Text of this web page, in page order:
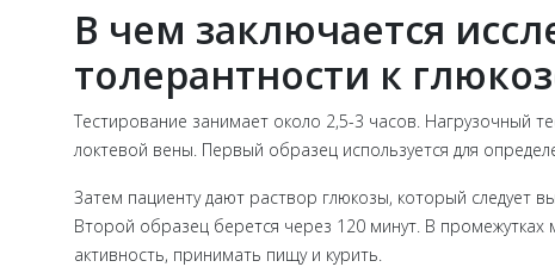
В чем заключается
толерантности к
Тестирование занимает около 2,5-3 часов. Нагрузочный
локтевой вены. Первый образец используется для
Затем пациенту дают раствор глюкозы, который следует
Второй образец берется через 120 минут. В
активность, принимать пищу и курить.